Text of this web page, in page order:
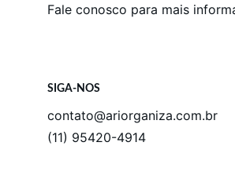
Fale conosco para mais
SIGA-NOS
contato@ariorganiza.com.br
(11) 95420-4914